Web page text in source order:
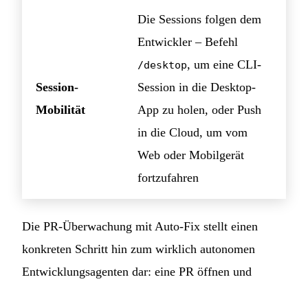
Session-
Mobilität
Die Sessions folgen dem
Entwickler – Befehl
/desktop, um eine CLI-
Session in die Desktop-
App zu holen, oder Push
in die Cloud, um vom
Web oder Mobilgerät
fortzufahren
Die PR-Überwachung mit Auto-Fix stellt einen
konkreten Schritt hin zum wirklich autonomen
Entwicklungsagenten dar: eine PR öffnen und